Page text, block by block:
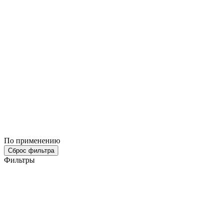
По применению
Сброс фильтра
Фильтры